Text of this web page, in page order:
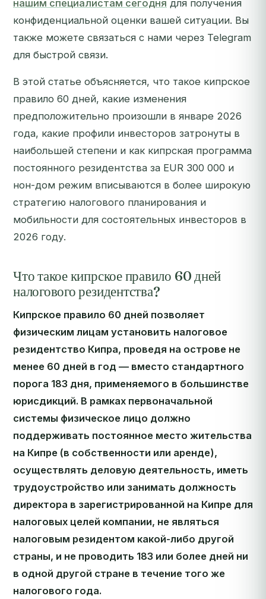
нашим специалистам сегодня для получения
конфиденциальной оценки вашей ситуации. Вы
также можете связаться с нами через Telegram
для быстрой связи.
В этой статье объясняется, что такое кипрское
правило 60 дней, какие изменения
предположительно произошли в январе 2026
года, какие профили инвесторов затронуты в
наибольшей степени и как кипрская программа
постоянного резидентства за EUR 300 000 и
нон-дом режим вписываются в более широкую
стратегию налогового планирования и
мобильности для состоятельных инвесторов в
2026 году.
Что такое кипрское правило 60 дней
налогового резидентства?
Кипрское правило 60 дней позволяет
физическим лицам установить налоговое
резидентство Кипра, проведя на острове не
менее 60 дней в год — вместо стандартного
порога 183 дня, применяемого в большинстве
юрисдикций. В рамках первоначальной
системы физическое лицо должно
поддерживать постоянное место жительства
на Кипре (в собственности или аренде),
осуществлять деловую деятельность, иметь
трудоустройство или занимать должность
директора в зарегистрированной на Кипре для
налоговых целей компании, не являться
налоговым резидентом какой-либо другой
страны, и не проводить 183 или более дней ни
в одной другой стране в течение того же
налогового года.